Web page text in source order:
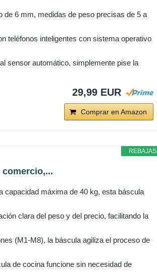
de 6 mm, medidas de peso precisas de 5 a
teléfonos inteligentes con sistema operativo
sensor automático, simplemente pise la
29,99 EUR
Comprar en Amazon
REBAJAS
capacidad máxima de 40 kg, esta báscula
clara del peso y del precio, facilitando la
(M1-M8), la báscula agiliza el proceso de
de cocina funcione sin necesidad de